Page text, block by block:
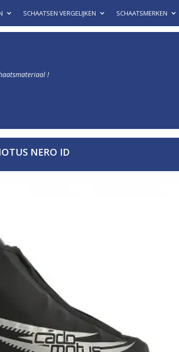
SCHAATSEN VERGELIJKEN SCHAATSMERKEN
!
NERO ID